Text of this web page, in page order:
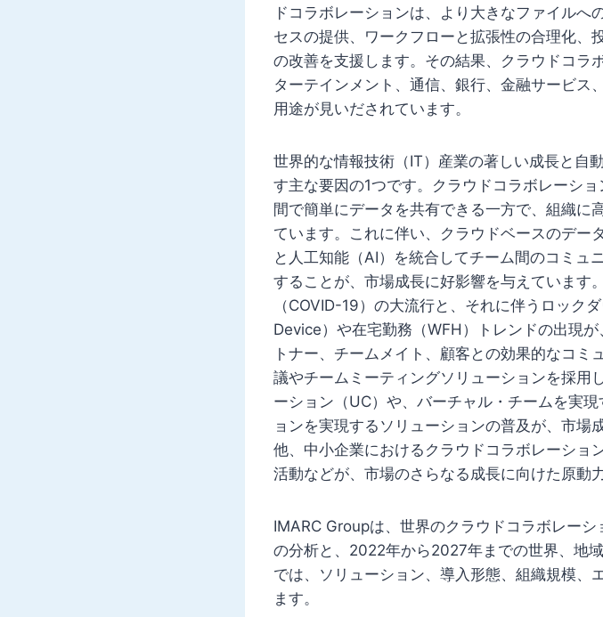
ドコラボレーションは、より大きなファイル
セスの提供、ワークフローと拡張性の合理化、
の改善を支援します。その結果、クラウドコラ
ターテインメント、通信、銀行、金融サービス
用途が見いだされています。
世界的な情報技術（IT）産業の著しい成長と自
す主な要因の1つです。クラウドコラボレーシ
間で簡単にデータを共有できる一方で、組織に
ています。これに伴い、クラウドベースのデー
と人工知能（AI）を統合してチーム間のコミュ
することが、市場成長に好影響を与えています
（COVID-19）の大流行と、それに伴うロッ
Device）や在宅勤務（WFH）トレンドの出現
トナー、チームメイト、顧客との効果的なコ
議やチームミーティングソリューションを採用
ーション（UC）や、バーチャル・チームを実
ョンを実現するソリューションの普及が、市
他、中小企業におけるクラウドコラボレーショ
活動などが、市場のさらなる成長に向けた原動
IMARC Groupは、世界のクラウドコラボレー
の分析と、2022年から2027年までの世界、地
では、ソリューション、導入形態、組織規模、
ます。